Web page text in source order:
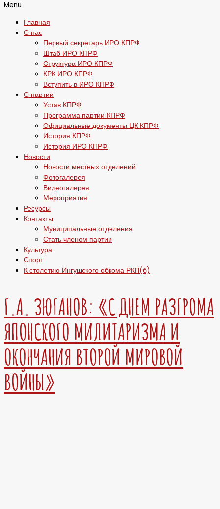
Menu
Главная
О нас
Первый секретарь ИРО КПРФ
Штаб ИРО КПРФ
Структура ИРО КПРФ
КРК ИРО КПРФ
Вступить в ИРО КПРФ
О партии
Устав КПРФ
Программа партии КПРФ
Официальные документы ЦК КПРФ
История КПРФ
История ИРО КПРФ
Новости
Новости местных отделений
Фотогалерея
Видеогалерея
Мероприятия
Ресурсы
Контакты
Муниципальные отделения
Стать членом партии
Культура
Спорт
К столетию Ингушского обкома РКП(б)
Г.А. ЗЮГАНОВ: «С ДНЕМ РАЗГРОМА
ЯПОНСКОГО МИЛИТАРИЗМА И
ОКОНЧАНИЯ ВТОРОЙ МИРОВОЙ
ВОЙНЫ»